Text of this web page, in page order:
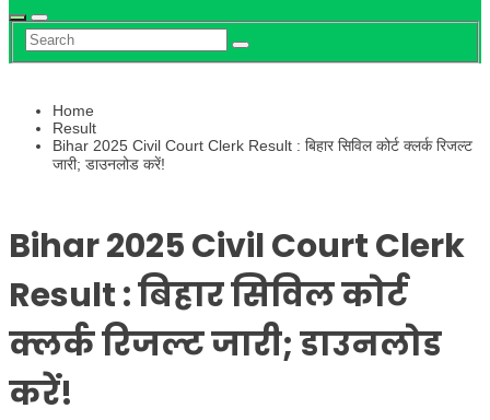
Home
Result
Bihar 2025 Civil Court Clerk Result : बिहार सिविल कोर्ट क्लर्क रिजल्ट
जारी; डाउनलोड करें!
Bihar 2025 Civil Court Clerk
Result : बिहार सिविल कोर्ट
क्लर्क रिजल्ट जारी; डाउनलोड
करें!